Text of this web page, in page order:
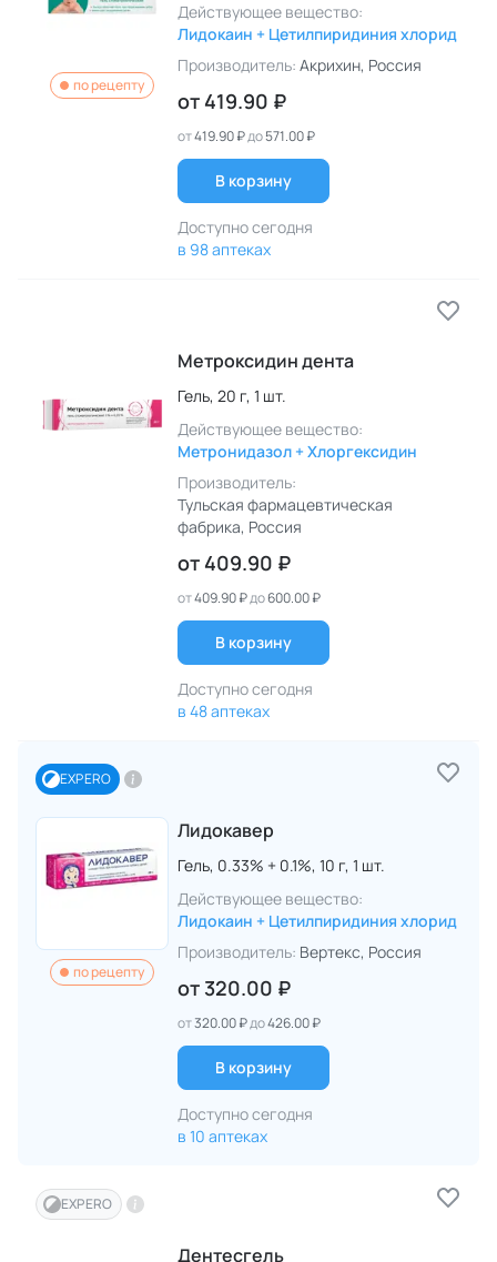
по рецепту
Действующее вещество:
Лидокаин + Цетилпиридиния хлорид
Производитель: Акрихин, Россия
от 419.90 ₽
от419.90 ₽до571.00 ₽
В корзину
Доступно сегодня
в 98 аптеках
Метроксидин дента
Гель, 20 г, 1 шт.
Действующее вещество:
Метронидазол + Хлоргексидин
Производитель:
Тульская фармацевтическая
фабрика, Россия
от 409.90 ₽
от409.90 ₽до600.00 ₽
В корзину
Доступно сегодня
в 48 аптеках
EXPERO
по рецепту
Лидокавер
Гель, 0.33% + 0.1%, 10 г, 1 шт.
Действующее вещество:
Лидокаин + Цетилпиридиния хлорид
Производитель: Вертекс, Россия
от 320.00 ₽
от320.00 ₽до426.00 ₽
В корзину
Доступно сегодня
в 10 аптеках
EXPERO
Дентесгель